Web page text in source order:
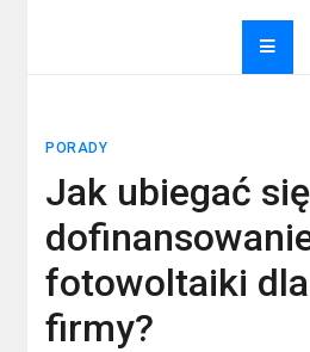
PORADY
Jak ubiegać
fotowoltaiki
firmy?